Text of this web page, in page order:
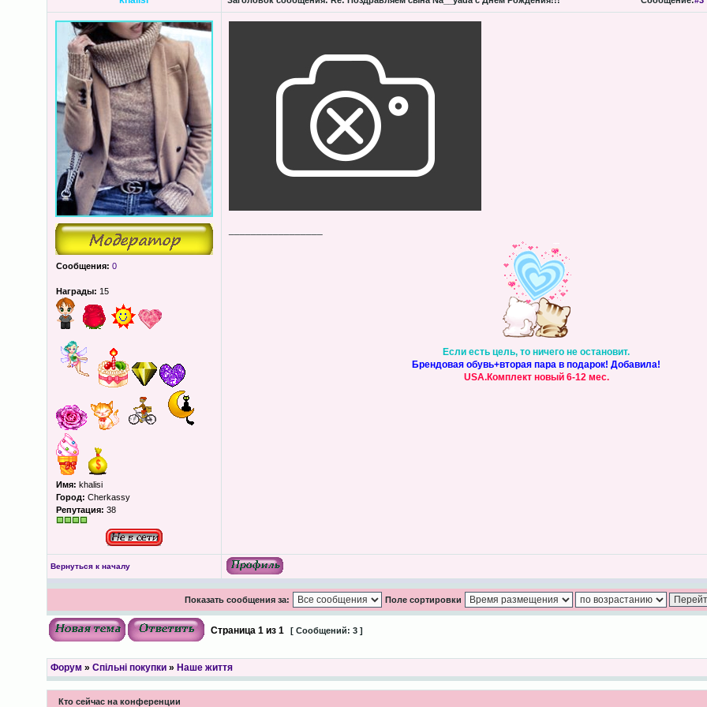
Сообщения: 0
Награды: 15
Имя: khalisi
Город: Cherkassy
Репутация: 38
Если есть цель, то ничего не остановит.
Брендовая обувь+вторая пара в подарок! Добавила!
USA.Комплект новый 6-12 мес.
Вернуться к началу
Показать сообщения за: Поле сортировки
Страница 1из 1 [ Сообщений: 3 ]
Форум » Спільні покупки» Наше життя
Кто сейчас на конференции